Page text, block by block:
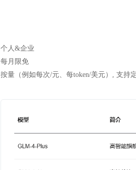
个人&企业
每月限免
按量（例如每次/元、每token/美元）, 支持